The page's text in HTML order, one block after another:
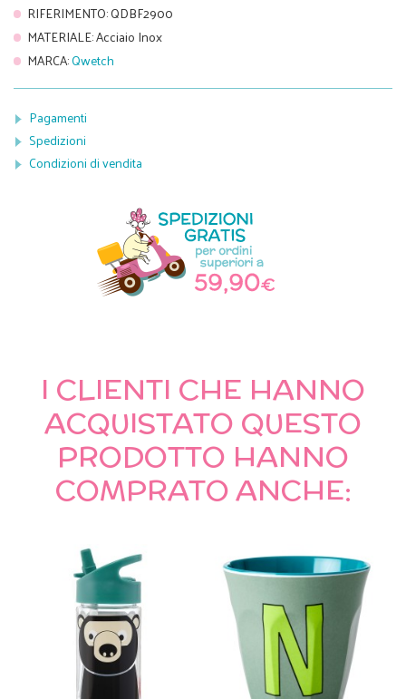
RIFERIMENTO:QDBF2900
MATERIALE:Acciaio Inox
MARCA:Qwetch
Pagamenti
Spedizioni
Condizioni di vendita
I CLIENTI CHE HANNO
ACQUISTATO QUESTO
PRODOTTO HANNO
COMPRATO ANCHE: